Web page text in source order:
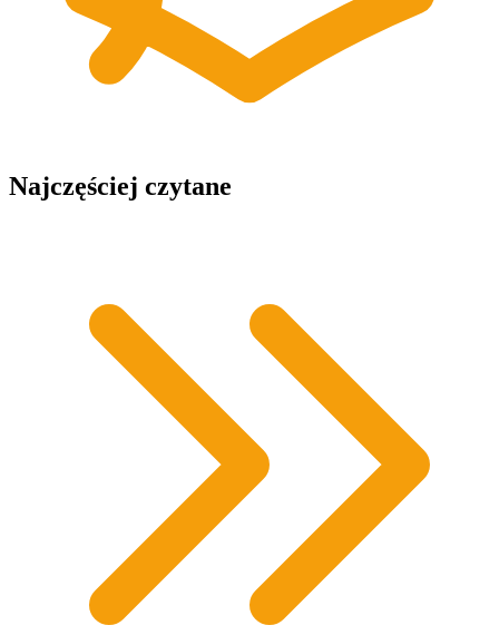
Najczęściej czytane